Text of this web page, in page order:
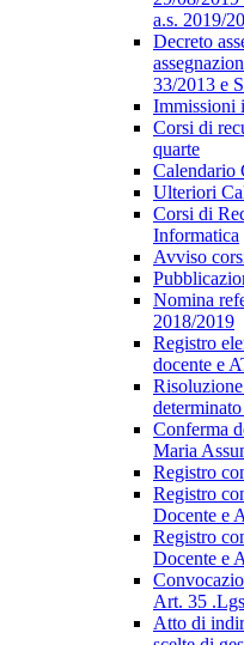
a.s. 2019/
Decreto
33/2013 e
Immissioni
Corsi di
quarte
Calendario
Ulteriori
Corsi di
Informatica
Avviso
Nomina
2018/2019
Registro
docente e
Conferma
Maria
Registro
Registro
Docente e
Registro
Docente e
Art. 35
Atto di